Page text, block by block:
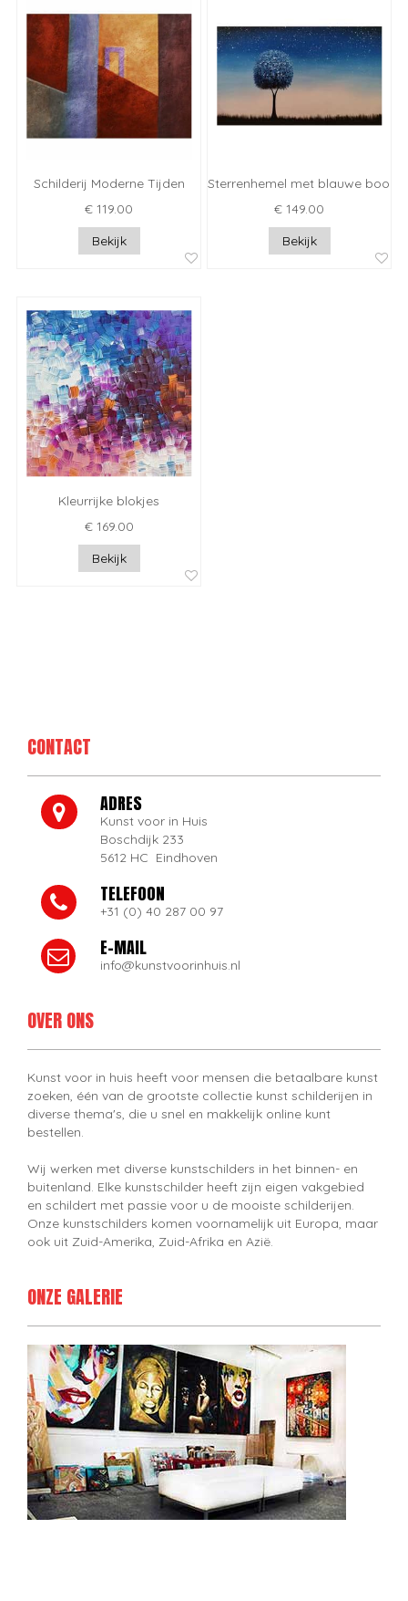
Schilderij Moderne Tijden
€ 119.00
Bekijk
Sterrenhemel met blauwe boom
€ 149.00
Bekijk
Kleurrijke blokjes
€ 169.00
Bekijk
CONTACT
ADRES
Kunst voor in Huis
Boschdijk 233
5612 HC Eindhoven
TELEFOON
+31 (0) 40 287 00 97
E-MAIL
info@kunstvoorinhuis.nl
OVER ONS
Kunst voor in huis heeft voor mensen die betaalbare kunst
zoeken, één van de grootste collectie kunst schilderijen in
diverse thema's, die u snel en makkelijk online kunt
bestellen.
Wij werken met diverse kunstschilders in het binnen- en
buitenland. Elke kunstschilder heeft zijn eigen vakgebied
en schildert met passie voor u de mooiste schilderijen.
Onze kunstschilders komen voornamelijk uit Europa, maar
ook uit Zuid-Amerika, Zuid-Afrika en Azië.
ONZE GALERIE